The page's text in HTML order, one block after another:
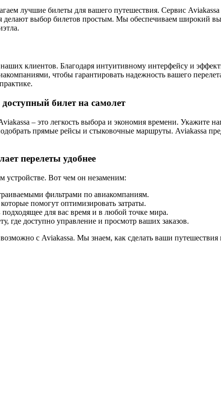
лучшие билеты для вашего путешествия. Сервис
выбор билетов простым. Мы обеспечиваем широкий
клиентов. Благодаря интуитивному интерфейсу и
чтобы гарантировать надежность вашего
билет на самолет
– это легкость выбора и экономия времени.
прямые рейсы и стыковочные маршруты. Aviakassa
перелеты удобнее
устройстве. Вот чем он незаменим:
фильтрами по авиакомпаниям.
помогут оптимизировать затраты.
для вас время и в любой точке мира.
где доступно управление и просмотр ваших заказов.
с Aviakassa. Мы знаем, как сделать ваши